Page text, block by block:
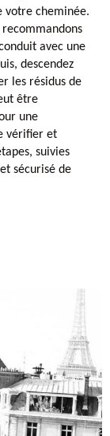
votre cheminée.
recommandons
avec une
descendez
les résidus de
être
une
vérifier et
suivies
sécurisé de